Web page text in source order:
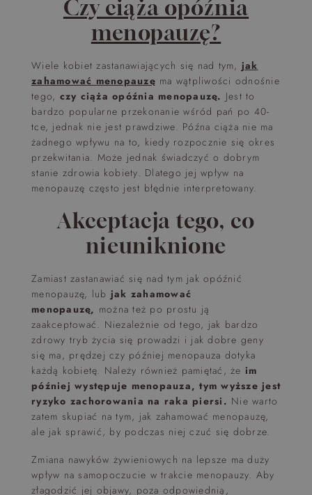
Czy ciąża opóźnia
menopauzę?
Wiele kobiet zastanawiających się nad tym, jak
zahamować menopauzę ma wątpliwości odnośnie
tego, czy ciąża opóźnia menopauzę. Jest to
bardzo popularne przekonanie wśród pań po 40-
tce, jednak nie jest prawdziwe. Późna ciąża nie ma
żadnego wpływu na to, kiedy rozpocznie się okres
przekwitania. Może jednak świadczyć o dobrym
stanie zdrowia kobiety. Dlatego jej wpływ na
menopauzę często jest błędnie interpretowany.
Akceptacja tego, co
nieuniknione
Zamiast zastanawiać się nad tym jak opóźnić
menopauzę, lub jak zahamować
menopauzę, można też po prostu ją
zaakceptować. Niezależnie od tego, jak bardzo
zdrowy tryb życia się prowadzi i jak dobre geny
się ma, prędzej czy później menopauza dotyka
każdą kobietę. Należy również pamiętać, że im
później występuje menopauza, tym wyższe jest
ryzyko zachorowania na raka piersi. Nie warto
zatem skupiać na tym, jak zahamować menopauzę,
ale jak sprawić, by podczas niej czuć się dobrze.
Zmiana nawyków żywieniowych na lepsze ma duży
wpływ na samopoczucie w trakcie menopauzy. Aby
złagodzić jej objawy, poza odpowiednią,